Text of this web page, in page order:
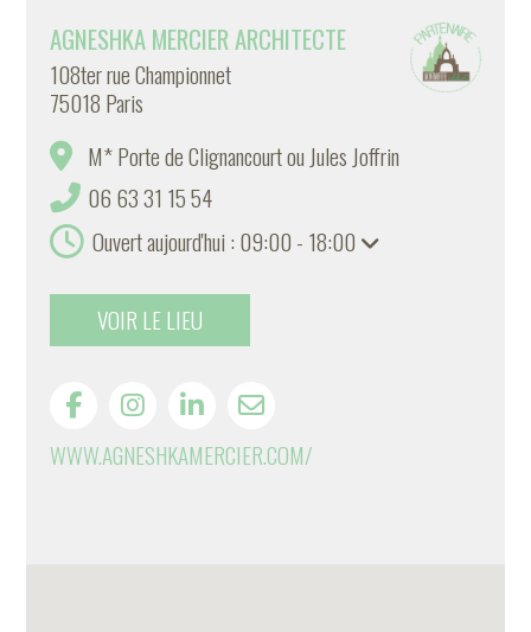
AGNESHKA MERCIER ARCHITECTE
108ter rue Championnet
75018 Paris
M* Porte de Clignancourt ou Jules Joffrin
06 63 31 15 54
Ouvert aujourd'hui : 09:00 - 18:00
VOIR LE LIEU
WWW.AGNESHKAMERCIER.COM/